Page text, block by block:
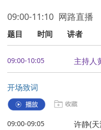
09:00-11:10 网路直播
题目 时间 讲者
09:00-10:05 主持人
开场致词
09:00-09:05 许静(